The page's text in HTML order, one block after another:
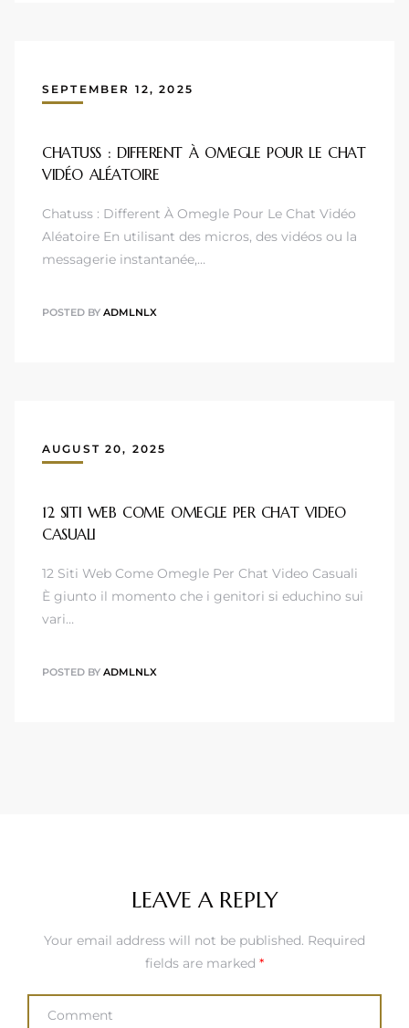
SEPTEMBER 12, 2025
CHATUSS : DIFFERENT À OMEGLE POUR LE CHAT
VIDÉO ALÉATOIRE
Chatuss : Different À Omegle Pour Le Chat Vidéo
Aléatoire En utilisant des micros, des vidéos ou la
messagerie instantanée,…
POSTED BY ADMLNLX
AUGUST 20, 2025
12 SITI WEB COME OMEGLE PER CHAT VIDEO
CASUALI
12 Siti Web Come Omegle Per Chat Video Casuali
È giunto il momento che i genitori si educhino sui
vari…
POSTED BY ADMLNLX
LEAVE A REPLY
Your email address will not be published. Required
fields are marked *